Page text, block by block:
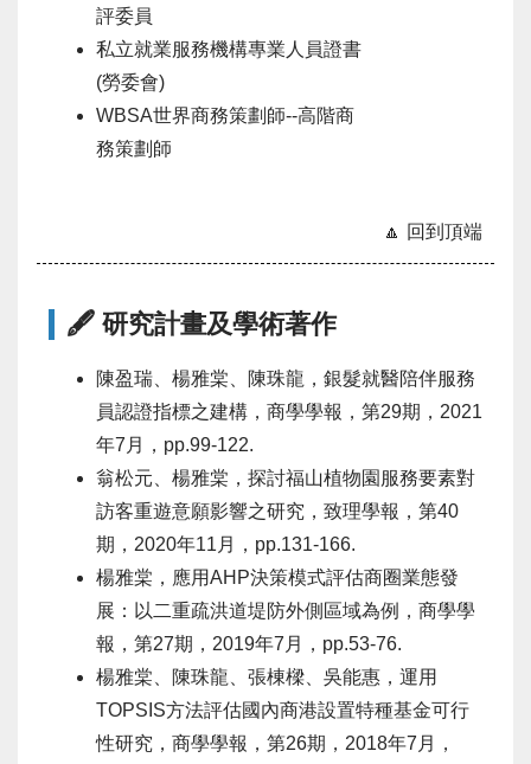
評委員
私立就業服務機構專業人員證書
(勞委會)
WBSA世界商務策劃師--高階商
務策劃師
🔼 回到頂端
🖋 研究計畫及學術著作
陳盈瑞、楊雅棠、陳珠龍，銀髮就醫陪伴服務
員認證指標之建構，商學學報，第29期，2021
年7月，pp.99-122.
翁松元、楊雅棠，探討福山植物園服務要素對
訪客重遊意願影響之研究，致理學報，第40
期，2020年11月，pp.131-166.
楊雅棠，應用AHP決策模式評估商圈業態發
展：以二重疏洪道堤防外側區域為例，商學學
報，第27期，2019年7月，pp.53-76.
楊雅棠、陳珠龍、張棟樑、吳能惠，運用
TOPSIS方法評估國內商港設置特種基金可行
性研究，商學學報，第26期，2018年7月，